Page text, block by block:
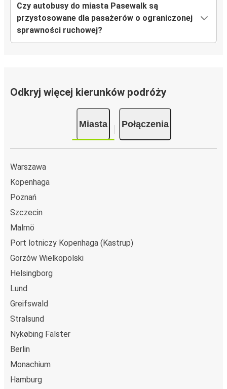
Czy autobusy do miasta Pasewalk są
przystosowane dla pasażerów o ograniczonej
sprawności ruchowej?
Odkryj więcej kierunków podróży
Miasta Połączenia
Warszawa
Kopenhaga
Poznań
Szczecin
Malmö
Port lotniczy Kopenhaga (Kastrup)
Gorzów Wielkopolski
Helsingborg
Lund
Greifswald
Stralsund
Nykøbing Falster
Berlin
Monachium
Hamburg